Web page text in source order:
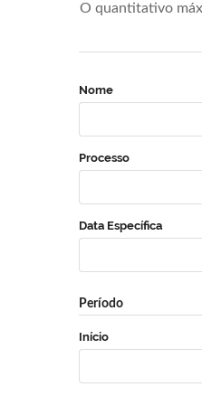
O quantitativo
Nome
Processo
Data Específica
Período
Início